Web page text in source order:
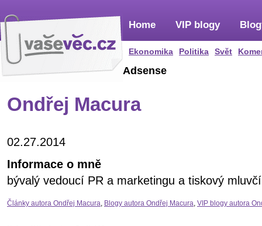
Home
Ekonomika Politika Svět
VIP blogy
Adsense
Ondřej Macura
02.27.2014
Informace o mně
bývalý vedoucí PR a marketingu a tiskový
Články autora Ondřej Macura, Blogy autora Ondřej Macura, VIP blogy autora